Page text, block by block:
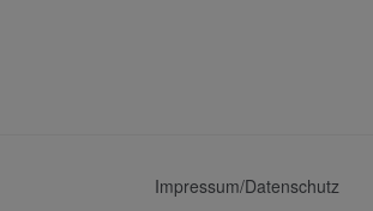
Impressum/Datenschutz